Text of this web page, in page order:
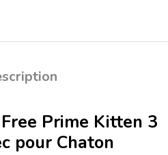
Prime Kitten 3
pour Chaton